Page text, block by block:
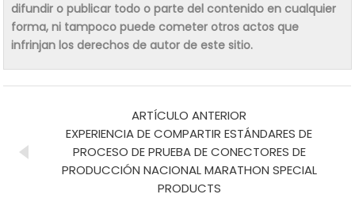
difundir o publicar todo o parte del contenido en cualquier
forma, ni tampoco puede cometer otros actos que
infrinjan los derechos de autor de este sitio.
ARTÍCULO ANTERIOR
EXPERIENCIA DE COMPARTIR ESTÁNDARES DE
PROCESO DE PRUEBA DE CONECTORES DE
PRODUCCIÓN NACIONAL MARATHON SPECIAL
PRODUCTS